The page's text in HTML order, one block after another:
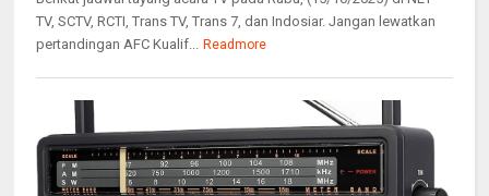
TV, SCTV, RCTI, Trans TV, Trans 7, dan Indosiar. Jangan lewatkan
pertandingan AFC Kualif... Readmore